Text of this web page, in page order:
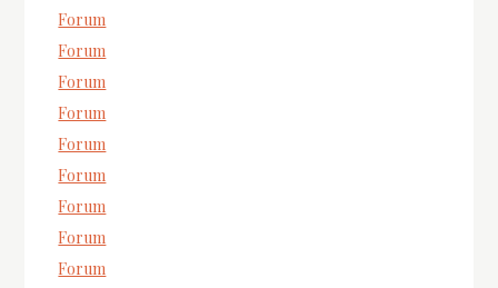
Forum
Forum
Forum
Forum
Forum
Forum
Forum
Forum
Forum